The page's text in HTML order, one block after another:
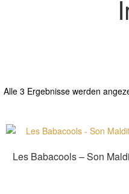
Alle 3 Ergebnisse werden
Les Babacools – Son